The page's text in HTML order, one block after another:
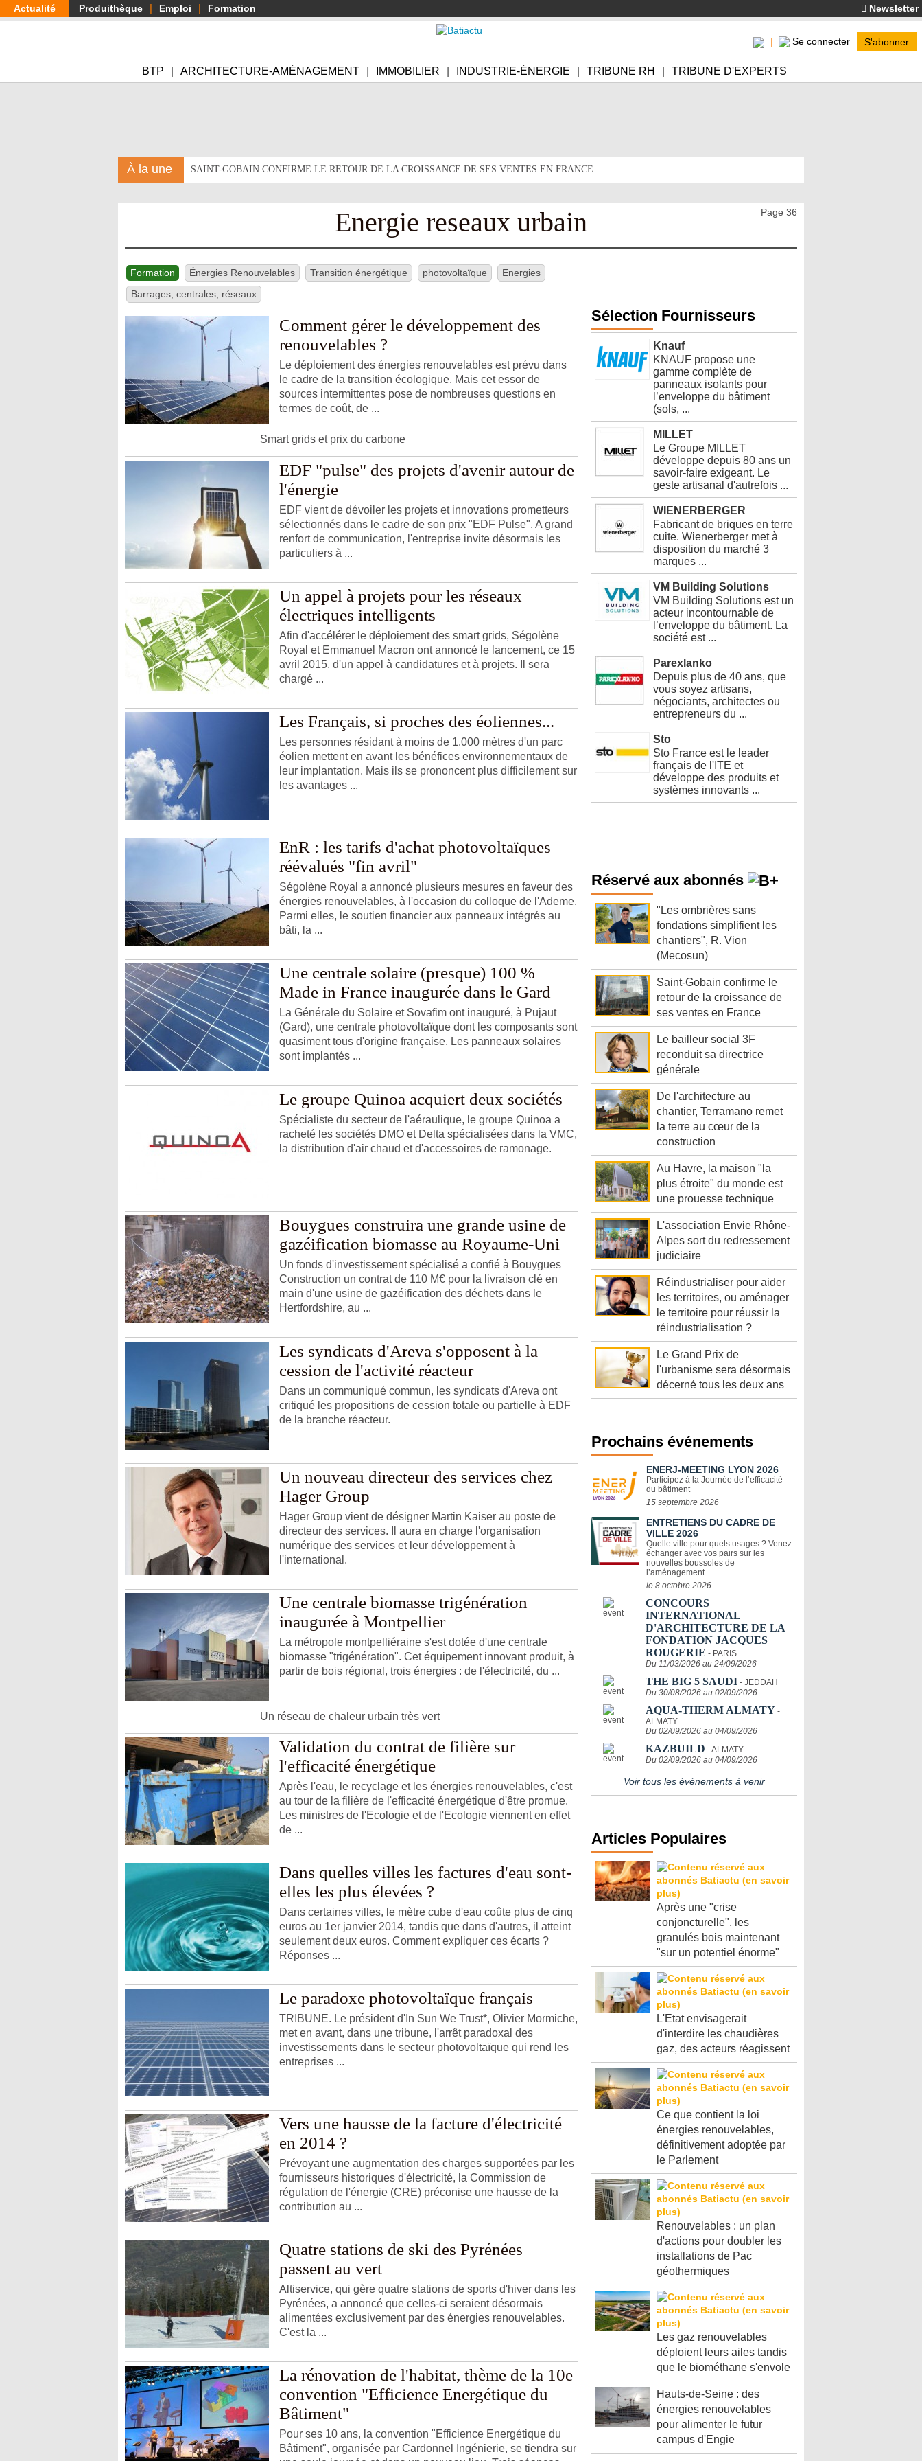
Aller
au
Actualité Produithèque Emploi Formation Newsletter
Se connecter S'abonner
BTP ARCHITECTURE-AMÉNAGEMENT IMMOBILIER INDUSTRIE-ÉNERGIE TRIBUNE RH TRIBUNE D'EXPERTS
À la une SAINT-GOBAIN CONFIRME LE RETOUR DE LA CROISSANCE DE SES VENTES EN FRANCE
Page 36
Energie reseaux urbain
Formation Énergies Renouvelables Transition énergétique photovoltaïque
Energies
Barrages, centrales, réseaux
Comment gérer le développement des
renouvelables ?
Le déploiement des énergies renouvelables est prévu dans
le cadre de la transition écologique. Mais cet essor de
sources intermittentes pose de nombreuses questions en
termes de coût, de ...
Smart grids et prix du carbone
EDF "pulse" des projets d'avenir autour de
l'énergie
EDF vient de dévoiler les projets et innovations prometteurs
sélectionnés dans le cadre de son prix "EDF Pulse". A grand
renfort de communication, l'entreprise invite désormais les
particuliers à ...
Un appel à projets pour les réseaux
électriques intelligents
Afin d'accélérer le déploiement des smart grids, Ségolène
Royal et Emmanuel Macron ont annoncé le lancement, ce 15
avril 2015, d'un appel à candidatures et à projets. Il sera
chargé ...
Les Français, si proches des éoliennes...
Les personnes résidant à moins de 1.000 mètres d'un parc
éolien mettent en avant les bénéfices environnementaux de
leur implantation. Mais ils se prononcent plus difficilement sur
les avantages ...
EnR : les tarifs d'achat photovoltaïques
réévalués "fin avril"
Ségolène Royal a annoncé plusieurs mesures en faveur des
énergies renouvelables, à l'occasion du colloque de l'Ademe.
Parmi elles, le soutien financier aux panneaux intégrés au
bâti, la ...
Une centrale solaire (presque) 100 %
Made in France inaugurée dans le Gard
La Générale du Solaire et Sovafim ont inauguré, à Pujaut
(Gard), une centrale photovoltaïque dont les composants sont
quasiment tous d'origine française. Les panneaux solaires
sont implantés ...
Le groupe Quinoa acquiert deux sociétés
Spécialiste du secteur de l'aéraulique, le groupe Quinoa a
racheté les sociétés DMO et Delta spécialisées dans la VMC,
la distribution d'air chaud et d'accessoires de ramonage.
Bouygues construira une grande usine de
gazéification biomasse au Royaume-Uni
Un fonds d'investissement spécialisé a confié à Bouygues
Construction un contrat de 110 M€ pour la livraison clé en
main d'une usine de gazéification des déchets dans le
Hertfordshire, au ...
Les syndicats d'Areva s'opposent à la
cession de l'activité réacteur
Dans un communiqué commun, les syndicats d'Areva ont
critiqué les propositions de cession totale ou partielle à EDF
de la branche réacteur.
Un nouveau directeur des services chez
Hager Group
Hager Group vient de désigner Martin Kaiser au poste de
directeur des services. Il aura en charge l'organisation
numérique des services et leur développement à
l'international.
Une centrale biomasse trigénération
inaugurée à Montpellier
La métropole montpelliéraine s'est dotée d'une centrale
biomasse "trigénération". Cet équipement innovant produit, à
partir de bois régional, trois énergies : de l'électricité, du ...
Un réseau de chaleur urbain très vert
Validation du contrat de filière sur
l'efficacité énergétique
Après l'eau, le recyclage et les énergies renouvelables, c'est
au tour de la filière de l'efficacité énergétique d'être promue.
Les ministres de l'Ecologie et de l'Ecologie viennent en effet
de ...
Dans quelles villes les factures d'eau sont-
elles les plus élevées ?
Dans certaines villes, le mètre cube d'eau coûte plus de cinq
euros au 1er janvier 2014, tandis que dans d'autres, il atteint
seulement deux euros. Comment expliquer ces écarts ?
Réponses ...
Le paradoxe photovoltaïque français
TRIBUNE. Le président d'In Sun We Trust*, Olivier Mormiche,
met en avant, dans une tribune, l'arrêt paradoxal des
investissements dans le secteur photovoltaïque qui rend les
entreprises ...
Vers une hausse de la facture d'électricité
en 2014 ?
Prévoyant une augmentation des charges supportées par les
fournisseurs historiques d'électricité, la Commission de
régulation de l'énergie (CRE) préconise une hausse de la
contribution au ...
Quatre stations de ski des Pyrénées
passent au vert
Altiservice, qui gère quatre stations de sports d'hiver dans les
Pyrénées, a annoncé que celles-ci seraient désormais
alimentées exclusivement par des énergies renouvelables.
C'est la ...
La rénovation de l'habitat, thème de la 10e
convention "Efficience Energétique du
Bâtiment"
Pour ses 10 ans, la convention "Efficience Energétique du
Bâtiment", organisée par Cardonnel Ingénierie, se tiendra sur
Sélection Fournisseurs
Knauf
KNAUF propose une
gamme complète de
panneaux isolants pour
l’enveloppe du bâtiment
(sols, ...
MILLET
Le Groupe MILLET
développe depuis 80 ans un
savoir-faire exigeant. Le
geste artisanal d'autrefois ...
WIENERBERGER
Fabricant de briques en terre
cuite. Wienerberger met à
disposition du marché 3
marques ...
VM Building Solutions
VM Building Solutions est un
acteur incontournable de
l’enveloppe du bâtiment. La
société est ...
Parexlanko
Depuis plus de 40 ans, que
vous soyez artisans,
négociants, architectes ou
entrepreneurs du ...
Sto
Sto France est le leader
français de l'ITE et
développe des produits et
systèmes innovants ...
Réservé aux abonnés
"Les ombrières sans
fondations simplifient les
chantiers", R. Vion
(Mecosun)
Saint-Gobain confirme le
retour de la croissance de
ses ventes en France
Le bailleur social 3F
reconduit sa directrice
générale
De l'architecture au
chantier, Terramano remet
la terre au cœur de la
construction
Au Havre, la maison "la
plus étroite" du monde est
une prouesse technique
L'association Envie Rhône-
Alpes sort du redressement
judiciaire
Réindustrialiser pour aider
les territoires, ou aménager
le territoire pour réussir la
réindustrialisation ?
Le Grand Prix de
l'urbanisme sera désormais
décerné tous les deux ans
Prochains événements
ENERJ-MEETING LYON 2026
Participez à la Journée de l’efficacité
du bâtiment
15 septembre 2026
ENTRETIENS DU CADRE DE
VILLE 2026
Quelle ville pour quels usages ? Venez
échanger avec vos pairs sur les
nouvelles boussoles de
l’aménagement
le 8 octobre 2026
CONCOURS
INTERNATIONAL
D'ARCHITECTURE DE LA
FONDATION JACQUES
ROUGERIE - PARIS
Du 11/03/2026 au 24/09/2026
THE BIG 5 SAUDI - JEDDAH
Du 30/08/2026 au 02/09/2026
AQUA-THERM ALMATY -
ALMATY
Du 02/09/2026 au 04/09/2026
KAZBUILD - ALMATY
Du 02/09/2026 au 04/09/2026
Voir tous les événements à venir
Articles Populaires
Après une "crise
conjoncturelle", les
granulés bois maintenant
"sur un potentiel énorme"
L'Etat envisagerait
d'interdire les chaudières
gaz, des acteurs réagissent
Ce que contient la loi
énergies renouvelables,
définitivement adoptée par
le Parlement
Renouvelables : un plan
d'actions pour doubler les
installations de Pac
géothermiques
Les gaz renouvelables
déploient leurs ailes tandis
que le biométhane s'envole
Hauts-de-Seine : des
énergies renouvelables
pour alimenter le futur
campus d'Engie